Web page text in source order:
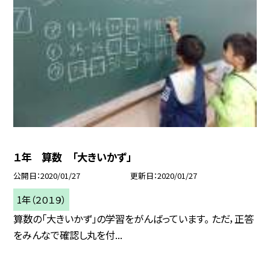
１年 算数 「大きいかず」
公開日 2020/01/27 更新日 2020/01/27
1年（２０１９）
算数の「大きいかず」の学習をがんばっています。 ただ，正答
をみんなで確認し丸を付...